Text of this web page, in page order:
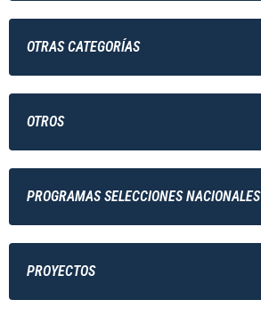
OTRAS CATEGORÍAS
OTROS
PROGRAMAS SELECCIONES NACIONALES
PROYECTOS